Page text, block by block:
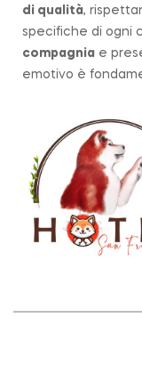
di qualità,
specifiche di ogni
compagnia e
emotivo è